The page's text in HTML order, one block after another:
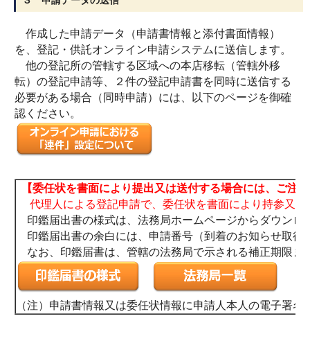
作成した申請データ（申請書情報と添付書面情報）
を、登記・供託オンライン申請システムに送信します。
他の登記所の管轄する区域への本店移転（管轄外移
転）の登記申請等、２件の登記申請書を同時に送信する
必要がある場合（同時申請）には、以下のページを御確
認ください。
【委任状を書面により提出又は送付する場合には、ご注
代理人による登記申請で、委任状を書面により持参又は
印鑑届出書の様式は、法務局ホームページからダウンロ
印鑑届出書の余白には、申請番号（到着のお知らせ取得
なお、印鑑届書は、管轄の法務局で示される補正期限ま
（注）申請書情報又は委任状情報に申請人本人の電子署